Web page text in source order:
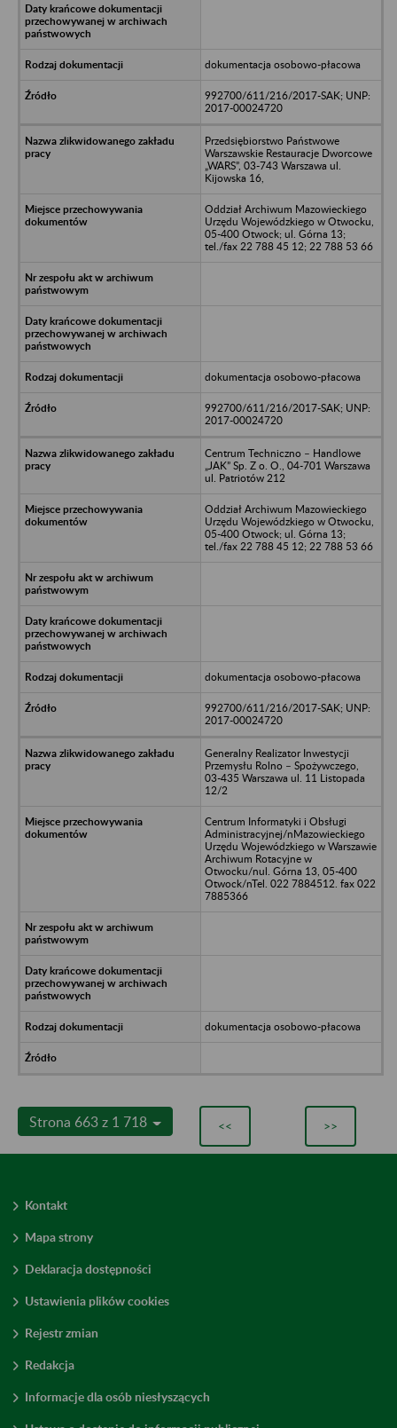
dokumentacja osobowo-płacowa
992700/611/216/2017-SAK; UNP:
2017-00024720
Przedsiębiorstwo Państwowe
Warszawskie Restauracje Dworcowe
„WARS”, 03-743 Warszawa ul.
Kijowska 16,
Oddział Archiwum Mazowieckiego
Urzędu Wojewódzkiego w Otwocku,
05-400 Otwock; ul. Górna 13;
tel./fax 22 788 45 12; 22 788 53 66
dokumentacja osobowo-płacowa
992700/611/216/2017-SAK; UNP:
2017-00024720
Centrum Techniczno – Handlowe
„JAK” Sp. Z o. O., 04-701 Warszawa
ul. Patriotów 212
Oddział Archiwum Mazowieckiego
Urzędu Wojewódzkiego w Otwocku,
05-400 Otwock; ul. Górna 13;
tel./fax 22 788 45 12; 22 788 53 66
dokumentacja osobowo-płacowa
992700/611/216/2017-SAK; UNP:
2017-00024720
Generalny Realizator Inwestycji
Przemysłu Rolno – Spożywczego,
03-435 Warszawa ul. 11 Listopada
12/2
Centrum Informatyki i Obsługi
Administracyjnej/nMazowieckiego
Urzędu Wojewódzkiego w Warszawie
Archiwum Rotacyjne w
Otwocku/nul. Górna 13, 05-400
Otwock/nTel. 022 7884512. fax 022
7885366
dokumentacja osobowo-płacowa
Strona 663 z 1 718 << >>
Kontakt
Mapa strony
Deklaracja dostępności
Ustawienia plików cookies
Rejestr zmian
Redakcja
Informacje dla osób niesłyszących